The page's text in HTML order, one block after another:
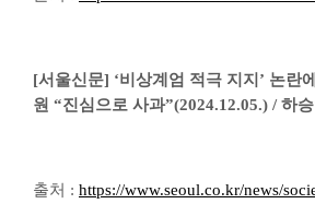
[서울신문] ‘비상계엄 적극 지지’ 논란
원 “진심으로 사과”(2024.12.05.) / 하
출처 : https://www.seoul.co.kr/news/